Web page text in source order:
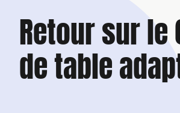
Retour sur le
de table